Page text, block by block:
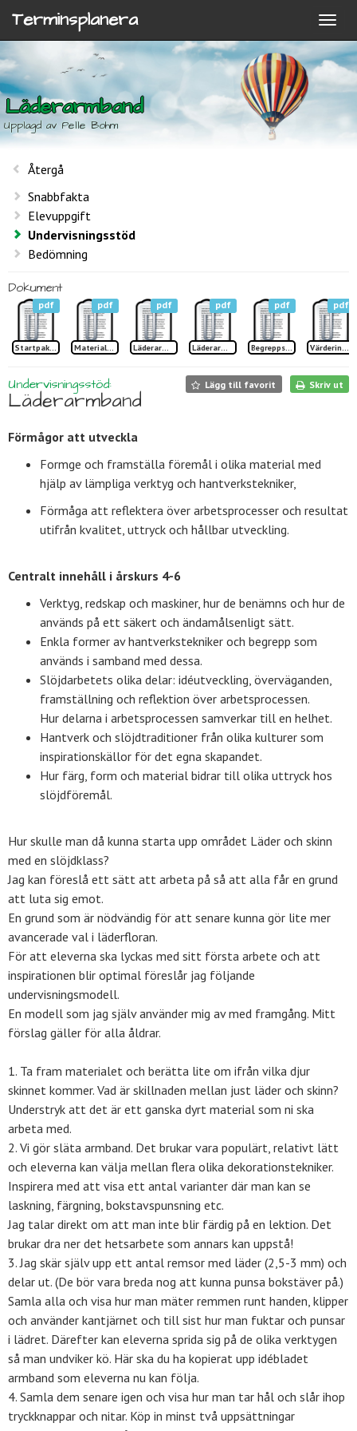
Terminsplanera
Läderarmband
Upplagd av Pelle Bohm
Återgå
Snabbfakta
Elevuppgift
Undervisningsstöd
Bedömning
Dokument
pdf
Startpaket läder
pdf
Materiallära Läder & skinn
pdf
Läderarmband sid 1 idéblad TP
pdf
Läderarmband sid 2 idéblad TP
pdf
Begreppslista Läderarmband TP
pdf
Värdering Läderarmband TP
Lägg till favorit Skriv ut
Undervisningsstöd:
Läderarmband
Förmågor att utveckla
Formge och framställa föremål i olika material med
hjälp av lämpliga verktyg och hantverkstekniker,
Förmåga att reflektera över arbetsprocesser och resultat
utifrån kvalitet, uttryck och hållbar utveckling.
Centralt innehåll i årskurs 4-6
Verktyg, redskap och maskiner, hur de benämns och hur de
används på ett säkert och ändamålsenligt sätt.
Enkla former av hantverkstekniker och begrepp som
används i samband med dessa.
Slöjdarbetets olika delar: idéutveckling, överväganden,
framställning och ref­lektion över arbetsprocessen.
Hur delarna i arbetsprocessen samverkar till en helhet.
Hantverk och slöjdtraditioner från olika kulturer som
inspirationskällor för det egna skapandet.
Hur färg, form och material bidrar till olika uttryck hos
slöjdföremål.
Hur skulle man då kunna starta upp området Läder och skinn
med en slöjdklass?
Jag kan föreslå ett sätt att arbeta på så att alla får en grund
att luta sig emot.
En grund som är nödvändig för att senare kunna gör lite mer
avancerade val i läderfloran.
För att eleverna ska lyckas med sitt första arbete och att
inspirationen blir optimal föreslår jag följande
undervisningsmodell.
En modell som jag själv använder mig av med framgång. Mitt
förslag gäller för alla åldrar.
1. Ta fram materialet och berätta lite om ifrån vilka djur
skinnet kommer. Vad är skillnaden mellan just läder och skinn?
Understryk att det är ett ganska dyrt material som ni ska
arbeta med.
2. Vi gör släta armband. Det brukar vara populärt, relativt lätt
och eleverna kan välja mellan flera olika dekorationstekniker.
Inspirera med att visa ett antal varianter där man kan se
laskning, färgning, bokstavspunsning etc.
Jag talar direkt om att man inte blir färdig på en lektion. Det
brukar dra ner det hetsarbete som annars kan uppstå!
3. Jag skär själv upp ett antal remsor med läder (2,5-3 mm) och
delar ut. (De bör vara breda nog att kunna punsa bokstäver på.)
Samla alla och visa hur man mäter remmen runt handen, klipper
och använder kantjärnet och till sist hur man fuktar och punsar
i lädret. Därefter kan eleverna sprida sig på de olika verktygen
så man undviker kö. Här ska du ha kopierat upp idébladet
armband som eleverna nu kan följa.
4. Samla dem senare igen och visa hur man tar hål och slår ihop
tryckknappar och nitar. Köp in minst två uppsättningar